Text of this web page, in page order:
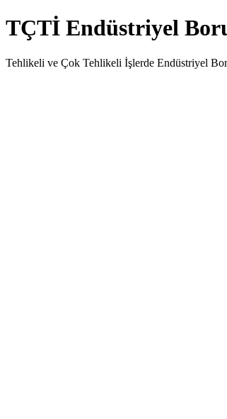
TÇTİ Endüstriyel
Tehlikeli ve Çok Tehlikeli İşlerde Endüstriyel